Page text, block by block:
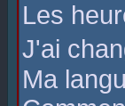
Les
J'ai
Ma